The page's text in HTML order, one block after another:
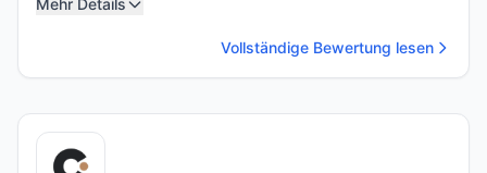
Mehr Details
Vollständige Bewertung lesen